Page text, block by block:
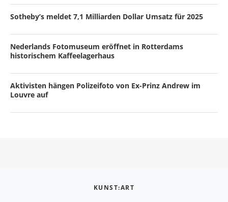
Sotheby’s meldet 7,1 Milliarden Dollar Umsatz für 2025
Nederlands Fotomuseum eröffnet in Rotterdams
historischem Kaffeelagerhaus
Aktivisten hängen Polizeifoto von Ex-Prinz Andrew im
Louvre auf
KUNST:ART